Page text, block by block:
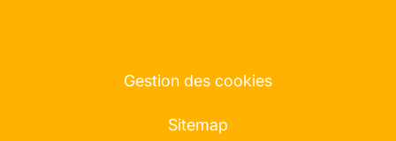
Gestion des cookies
Sitemap